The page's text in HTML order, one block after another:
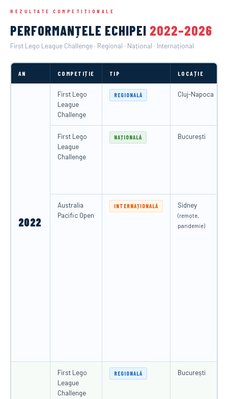
REZULTATE COMPETIȚIONALE
PERFORMANȚELE ECHIPEI 2022–2026
First Lego League Challenge · Regional · Național · Internațional
AN COMPETIȚIE TIP LOCAȚIE
2022
First Lego
League
Challenge
REGIONALĂ Cluj-Napoca
First Lego
League
Challenge
NAȚIONALĂ București
Australia
Pacific Open
INTERNAȚIONALĂ Sidney
(remote,
pandemie)
First Lego
League
Challenge
REGIONALĂ București